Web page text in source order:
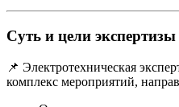
Суть и цели экспертизы
📌 Электротехническая
комплекс мероприятий,